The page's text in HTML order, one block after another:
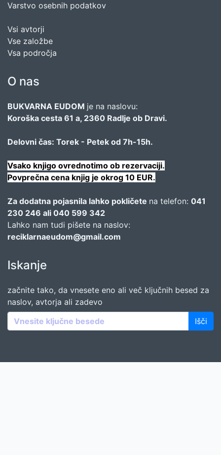
Varstvo osebnih podatkov
Vsi avtorji
Vse založbe
Vsa področja
O nas
BUKVARNA EUDOM je na naslovu:
Koroška cesta 61 a, 2360 Radlje ob Dravi.
Delovni čas: Torek - Petek od 7h-15h.
Vsako knjigo ovrednotimo ob rezervaciji.
Povprečna cena knjig je okrog 10 EUR.
Za dodatna pojasnila lahko pokličete na telefon: 041
230 246 ali 040 599 342
Lahko nam tudi pišete na naslov:
reciklarnaeudom@gmail.com
Iskanje
začnite tako, da vnesete eno ali več ključnih besed za
naslov, avtorja ali zadevo
Išči